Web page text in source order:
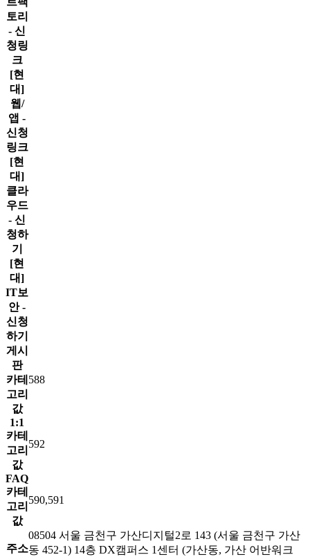
토리
- 신
청링
크
[현
대]
웹/
앱 -
신청
링크
[현
대]
클라
우드
- 신
청하
기
[현
대]
IT보
안 -
신청
하기
게시
판
카테
고리
값
588
1:1
카테
고리
값
592
FAQ
카테
고리
값
590,591
주소
08504 서울 금천구 가산디지털2로 143 (서울 금천구 가산
동 452-1) 14층 DX캠퍼스 1센터 (가산동, 가산 어반워크